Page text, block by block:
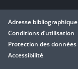
Adresse bibliographique
Conditions d’utilisation
Protection des données
Accessibilité